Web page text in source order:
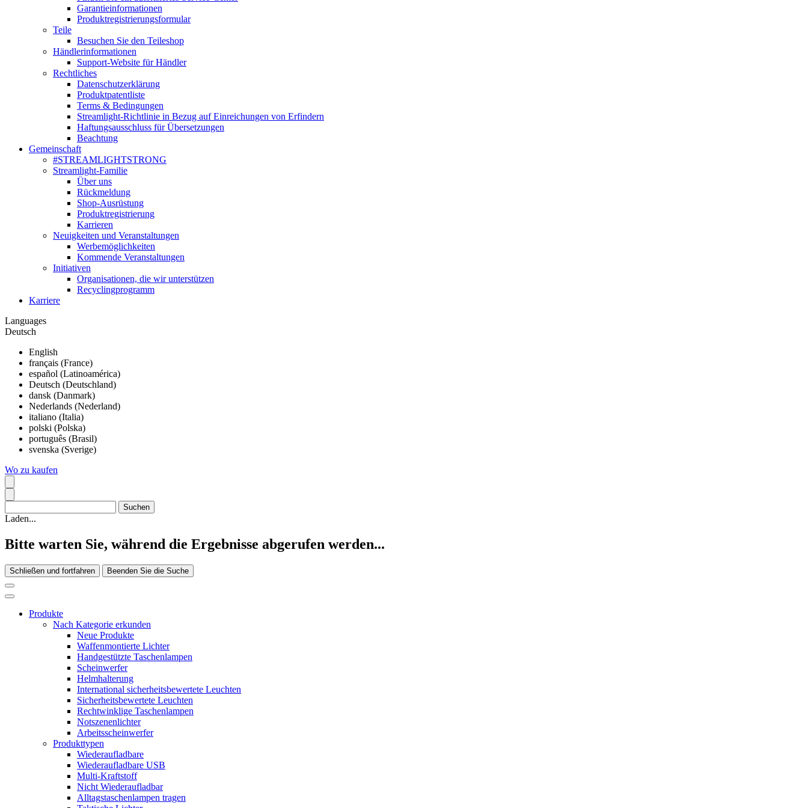
Garantieinformationen
Produktregistrierungsformular
Teile
Besuchen Sie den Teileshop
Händlerinformationen
Support-Website für Händler
Rechtliches
Datenschutzerklärung
Produktpatentliste
Terms & Bedingungen
Streamlight-Richtlinie in Bezug auf Einreichungen von Erfindern
Haftungsausschluss für Übersetzungen
Beachtung
Gemeinschaft
#STREAMLIGHTSTRONG
Streamlight-Familie
Über uns
Rückmeldung
Shop-Ausrüstung
Produktregistrierung
Karrieren
Neuigkeiten und Veranstaltungen
Werbemöglichkeiten
Kommende Veranstaltungen
Initiativen
Organisationen, die wir unterstützen
Recyclingprogramm
Karriere
Languages
Deutsch
English
français (France)
español (Latinoamérica)
Deutsch (Deutschland)
dansk (Danmark)
Nederlands (Nederland)
italiano (Italia)
polski (Polska)
português (Brasil)
svenska (Sverige)
Wo zu kaufen
Laden...
Bitte warten Sie, während die Ergebnisse abgerufen werden...
Schließen und fortfahren Beenden Sie die Suche
Produkte
Nach Kategorie erkunden
Neue Produkte
Waffenmontierte Lichter
Handgestützte Taschenlampen
Scheinwerfer
Helmhalterung
International sicherheitsbewertete Leuchten
Sicherheitsbewertete Leuchten
Rechtwinklige Taschenlampen
Notszenenlichter
Arbeitsscheinwerfer
Produkttypen
Wiederaufladbare
Wiederaufladbare USB
Multi-Kraftstoff
Nicht Wiederaufladbar
Alltagstaschenlampen tragen